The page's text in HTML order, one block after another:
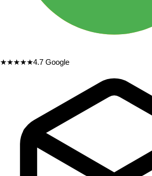
★★★★★4.7 Google